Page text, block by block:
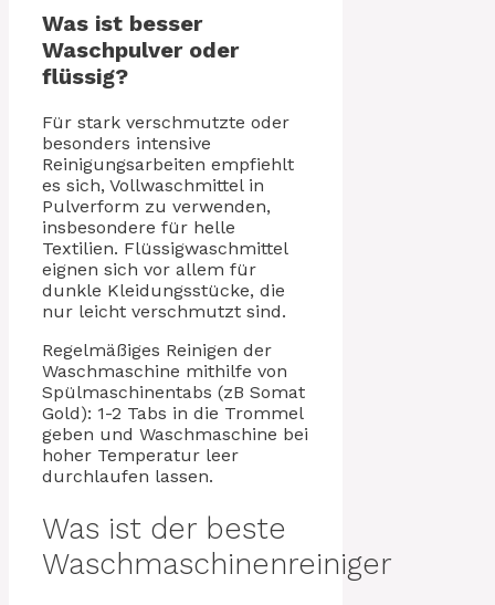
Was ist besser
Waschpulver oder
flüssig?
Für stark verschmutzte oder
besonders intensive
Reinigungsarbeiten empfiehlt
es sich, Vollwaschmittel in
Pulverform zu verwenden,
insbesondere für helle
Textilien. Flüssigwaschmittel
eignen sich vor allem für
dunkle Kleidungsstücke, die
nur leicht verschmutzt sind.
Regelmäßiges Reinigen der
Waschmaschine mithilfe von
Spülmaschinentabs (zB Somat
Gold): 1-2 Tabs in die Trommel
geben und Waschmaschine bei
hoher Temperatur leer
durchlaufen lassen.
Was ist der beste
Waschmaschinenreiniger